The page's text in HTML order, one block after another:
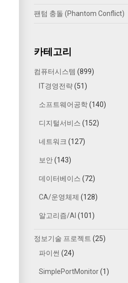
팬텀 충돌 (Phantom Conflict)
카테고리
컴퓨터시스템 (899)
IT경영전략(51)
소프트웨어공학(140)
디지털서비스 (152)
네트워크 (127)
보안(143)
데이터베이스 (72)
CA/운영체제 (128)
알고리즘/AI (101)
정보기술 프로젝트 (25)
파이썬 (24)
SimplePortMonitor(1)